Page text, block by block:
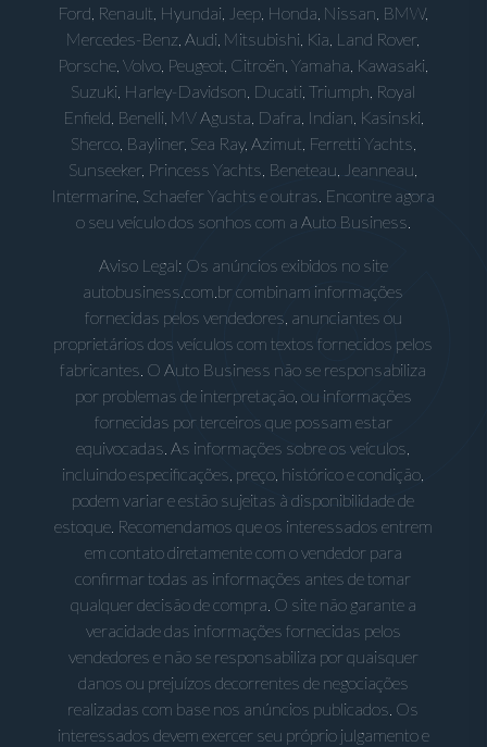
Ford, Renault, Hyundai, Jeep, Honda, Nissan, BMW,
Mercedes-Benz, Audi, Mitsubishi, Kia, Land Rover,
Porsche, Volvo, Peugeot, Citroën, Yamaha, Kawasaki,
Suzuki, Harley-Davidson, Ducati, Triumph, Royal
Enfield, Benelli, MV Agusta, Dafra, Indian, Kasinski,
Sherco, Bayliner, Sea Ray, Azimut, Ferretti Yachts,
Sunseeker, Princess Yachts, Beneteau, Jeanneau,
Intermarine, Schaefer Yachts e outras. Encontre agora
o seu veículo dos sonhos com a Auto Business.
Aviso Legal: Os anúncios exibidos no site
autobusiness.com.br combinam informações
fornecidas pelos vendedores, anunciantes ou
proprietários dos veículos com textos fornecidos pelos
fabricantes. O Auto Business não se responsabiliza
por problemas de interpretação, ou informações
fornecidas por terceiros que possam estar
equivocadas. As informações sobre os veículos,
incluindo especificações, preço, histórico e condição,
podem variar e estão sujeitas à disponibilidade de
estoque. Recomendamos que os interessados entrem
em contato diretamente com o vendedor para
confirmar todas as informações antes de tomar
qualquer decisão de compra. O site não garante a
veracidade das informações fornecidas pelos
vendedores e não se responsabiliza por quaisquer
danos ou prejuízos decorrentes de negociações
realizadas com base nos anúncios publicados. Os
interessados devem exercer seu próprio julgamento e